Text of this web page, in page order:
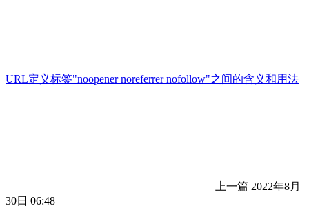
URL定义标签"noopener noreferrer nofollow"之间的含义和用法
上一篇 2022年8月
30日 06:48